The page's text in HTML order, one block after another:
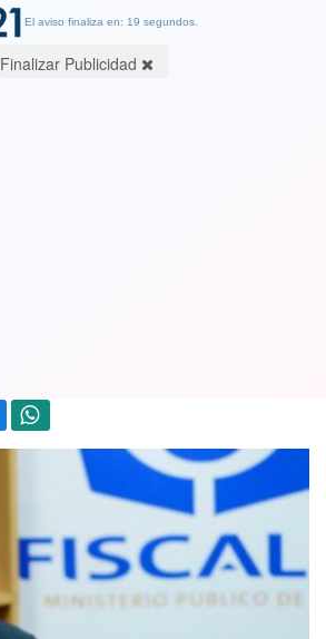
El aviso finaliza en: 19 segundos.
Finalizar Publicidad